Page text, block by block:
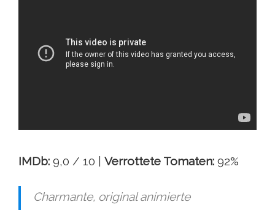
IMDb: 9,0 / 10 | Verrottete Tomaten: 92%
Charmante, original animierte